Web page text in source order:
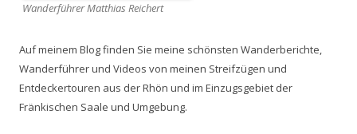
Wanderführer Matthias Reichert
Auf meinem Blog finden Sie meine schönsten Wanderberichte,
Wanderführer und Videos von meinen Streifzügen und
Entdeckertouren aus der Rhön und im Einzugsgebiet der
Fränkischen Saale und Umgebung.